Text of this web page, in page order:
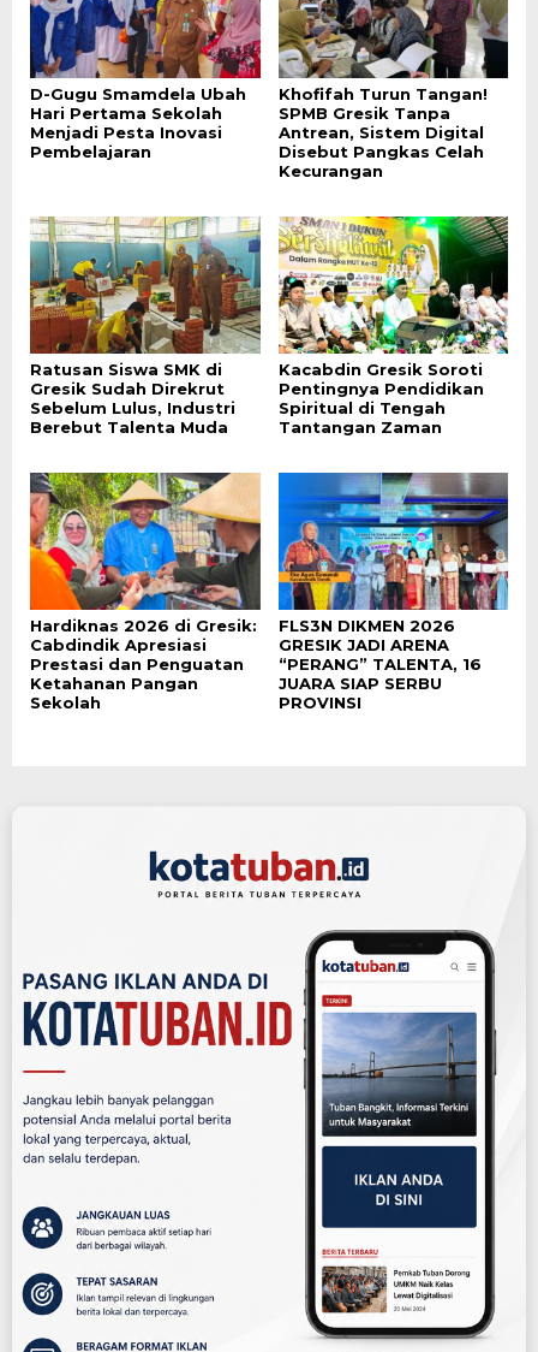
D-Gugu Smamdela Ubah
Hari Pertama Sekolah
Menjadi Pesta Inovasi
Pembelajaran
Khofifah Turun Tangan!
SPMB Gresik Tanpa
Antrean, Sistem Digital
Disebut Pangkas Celah
Kecurangan
Ratusan Siswa SMK di
Gresik Sudah Direkrut
Sebelum Lulus, Industri
Berebut Talenta Muda
Kacabdin Gresik Soroti
Pentingnya Pendidikan
Spiritual di Tengah
Tantangan Zaman
Hardiknas 2026 di Gresik:
Cabdindik Apresiasi
Prestasi dan Penguatan
Ketahanan Pangan
Sekolah
FLS3N DIKMEN 2026
GRESIK JADI ARENA
“PERANG” TALENTA, 16
JUARA SIAP SERBU
PROVINSI